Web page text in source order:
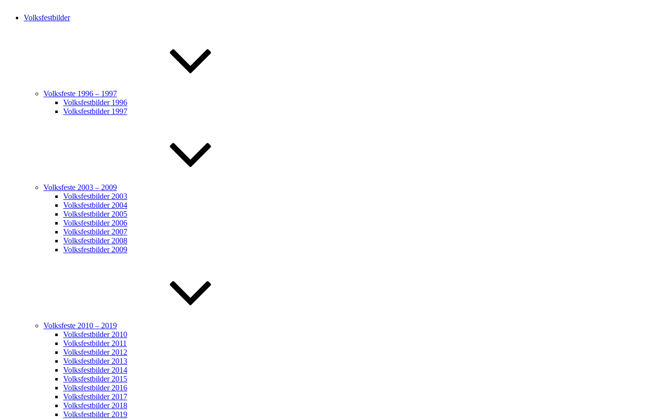
Volksfestbilder
Volksfeste 1996 – 1997
Volksfestbilder 1996
Volksfestbilder 1997
Volksfeste 2003 – 2009
Volksfestbilder 2003
Volksfestbilder 2004
Volksfestbilder 2005
Volksfestbilder 2006
Volksfestbilder 2007
Volksfestbilder 2008
Volksfestbilder 2009
Volksfeste 2010 – 2019
Volksfestbilder 2010
Volksfestbilder 2011
Volksfestbilder 2012
Volksfestbilder 2013
Volksfestbilder 2014
Volksfestbilder 2015
Volksfestbilder 2016
Volksfestbilder 2017
Volksfestbilder 2018
Volksfestbilder 2019